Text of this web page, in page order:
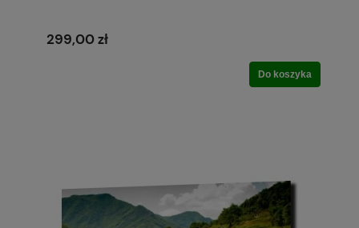
299,00 zł
Do koszyka